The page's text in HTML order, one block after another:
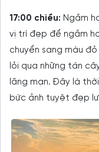
17:00 chiều: Ngắm
vị trí đẹp để ngắm
chuyển sang màu
lỏi qua những tán
lãng mạn. Đây là
bức ảnh tuyệt đẹp